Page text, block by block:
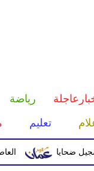
رياضة
تعليم
العاصفة